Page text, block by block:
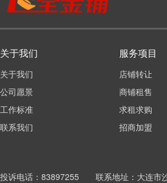
关于我们
关于我们
公司愿景
工作标准
联系我们
服务项目
店铺转让
商铺租售
求租求购
招商加盟
投诉电话：83897255 联系地址：大连市